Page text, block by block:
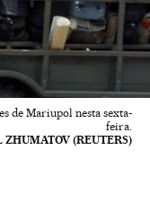
de Mariupol nesta sexta-
feira.
(REUTERS)